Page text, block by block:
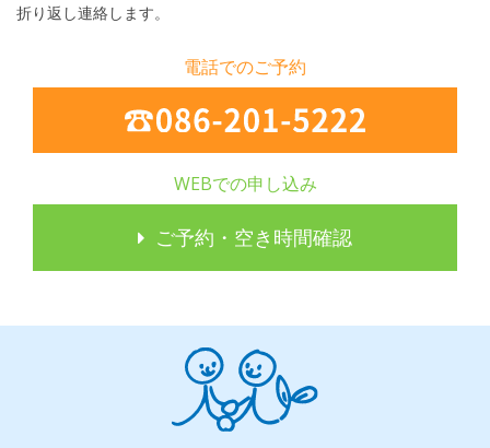
折り返し連絡します。
電話でのご予約
WEBでの申し込み
ご予約・空き時間確認